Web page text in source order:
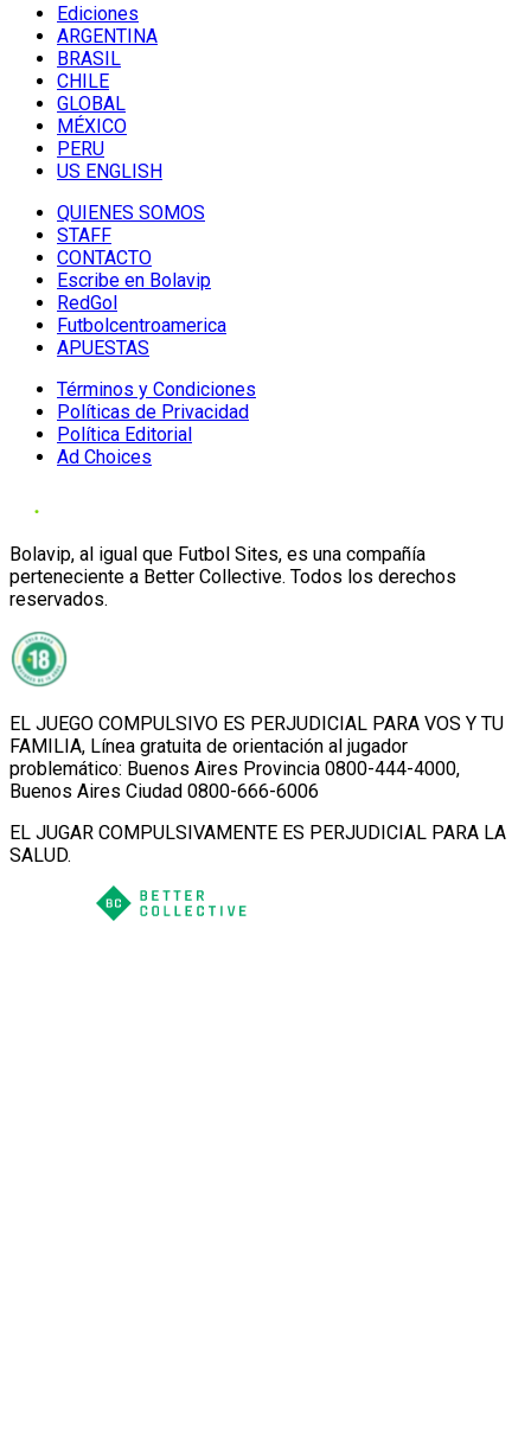
Ediciones
ARGENTINA
BRASIL
CHILE
GLOBAL
MÉXICO
PERU
US ENGLISH
QUIENES SOMOS
STAFF
CONTACTO
Escribe en Bolavip
RedGol
Futbolcentroamerica
APUESTAS
Términos y Condiciones
Políticas de Privacidad
Política Editorial
Ad Choices
Bolavip, al igual que Futbol Sites, es una compañía
perteneciente a Better Collective. Todos los derechos
reservados.
EL JUEGO COMPULSIVO ES PERJUDICIAL PARA VOS Y TU
FAMILIA, Línea gratuita de orientación al jugador
problemático: Buenos Aires Provincia 0800-444-4000,
Buenos Aires Ciudad 0800-666-6006
EL JUGAR COMPULSIVAMENTE ES PERJUDICIAL PARA LA
SALUD.